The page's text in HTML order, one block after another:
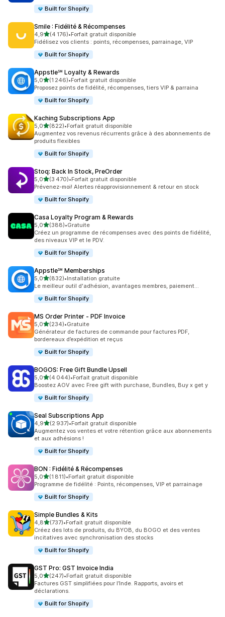
Built for Shopify
Smile : Fidélité & Récompenses
4,9étoile(s) sur 5
(4 176)
4176 avis au total
•Forfait gratuit disponible
Fidélisez vos clients : points, récompenses, parrainage, VIP
Built for Shopify
Appstle℠ Loyalty & Rewards
5,0étoile(s) sur 5
(1 246)
1246 avis au total
•Forfait gratuit disponible
Proposez points de fidélité, récompenses, tiers VIP & parraina
Built for Shopify
Kaching Subscriptions App
5,0étoile(s) sur 5
(822)
822 avis au total
•Forfait gratuit disponible
Augmentez vos revenus récurrents grâce à des abonnements de
produits flexibles
Built for Shopify
Stoq: Back In Stock, PreOrder
5,0étoile(s) sur 5
(3 470)
3470 avis au total
•Forfait gratuit disponible
Prévenez-moi! Alertes réapprovisionnement & retour en stock
Built for Shopify
Casa Loyalty Program & Rewards
5,0étoile(s) sur 5
(388)
388 avis au total
•Gratuite
Créez un programme de récompenses avec des points de fidélité,
des niveaux VIP et le PDV.
Built for Shopify
Appstle℠ Memberships
5,0étoile(s) sur 5
(832)
832 avis au total
•Installation gratuite
Le meilleur outil d'adhésion, avantages membres, paiement...
Built for Shopify
MS Order Printer ‑ PDF Invoice
5,0étoile(s) sur 5
(234)
234 avis au total
•Gratuite
Générateur de factures de commande pour factures PDF,
bordereaux d’expédition et reçus
Built for Shopify
BOGOS: Free Gift Bundle Upsell
5,0étoile(s) sur 5
(4 044)
4044 avis au total
•Forfait gratuit disponible
Boostez AOV avec Free gift with purchase, Bundles, Buy x get y
Built for Shopify
Seal Subscriptions App
4,9étoile(s) sur 5
(2 937)
2937 avis au total
•Forfait gratuit disponible
Augmentez vos ventes et votre rétention grâce aux abonnements
et aux adhésions !
Built for Shopify
BON : Fidélité & Récompenses
5,0étoile(s) sur 5
(1 811)
1811 avis au total
•Forfait gratuit disponible
Programme de fidélité : Points, récompenses, VIP et parrainage
Built for Shopify
Simple Bundles & Kits
4,8étoile(s) sur 5
(737)
737 avis au total
•Forfait gratuit disponible
Créez des lots de produits, du BYOB, du BOGO et des ventes
incitatives avec synchronisation des stocks
Built for Shopify
GST Pro: GST Invoice India
5,0étoile(s) sur 5
(247)
247 avis au total
•Forfait gratuit disponible
Factures GST simplifiées pour l’Inde. Rapports, avoirs et
déclarations.
Built for Shopify